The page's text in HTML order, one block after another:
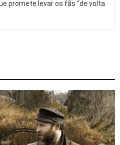
promete levar os fãs “de volta